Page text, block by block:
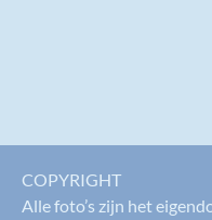
COPYRIGHT
Alle foto’s zijn het